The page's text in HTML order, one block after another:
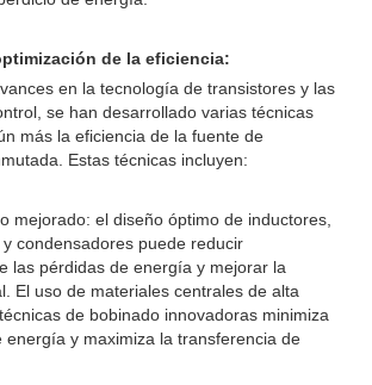
de la eficiencia:
en la tecnología de transistores y las
se han desarrollado varias técnicas
más la eficiencia de la fuente de
Estas técnicas incluyen:
mejorado: el diseño óptimo de inductores,
condensadores puede reducir
las pérdidas de energía y mejorar la
El uso de materiales centrales de alta
de bobinado innovadoras minimiza
energía y maximiza la transferencia de